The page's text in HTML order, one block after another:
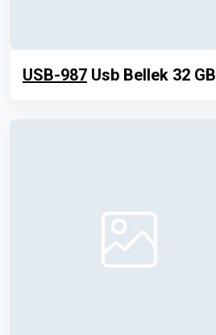
USB-987 Usb Bellek 32 GB